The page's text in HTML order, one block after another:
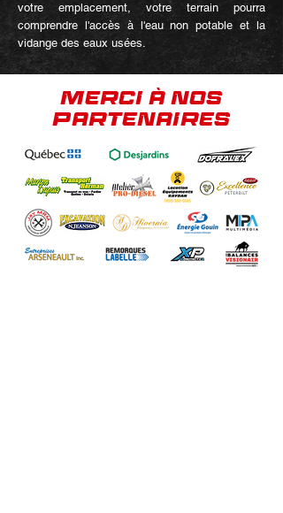
votre emplacement, votre terrain pourra
comprendre l'accès à l'eau non potable et la
vidange des eaux usées.
MERCI À NOS
PARTENAIRES